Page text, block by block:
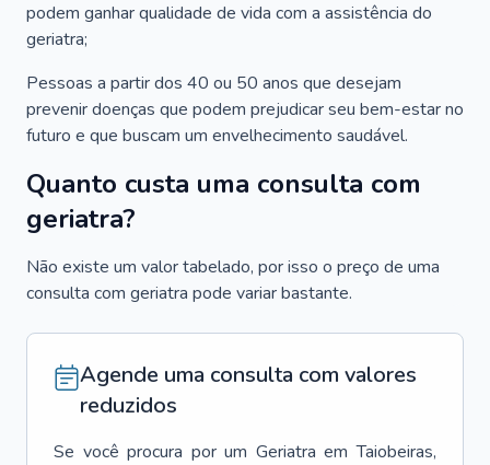
podem ganhar qualidade de vida com a assistência do
geriatra;
Pessoas a partir dos 40 ou 50 anos que desejam
prevenir doenças que podem prejudicar seu bem-estar no
futuro e que buscam um envelhecimento saudável.
Quanto custa uma consulta com
geriatra?
Não existe um valor tabelado, por isso o preço de uma
consulta com geriatra pode variar bastante.
Agende uma consulta com valores
reduzidos
Se você procura por um Geriatra em Taiobeiras,